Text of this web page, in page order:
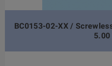
BC0153-02-XX /
5.00